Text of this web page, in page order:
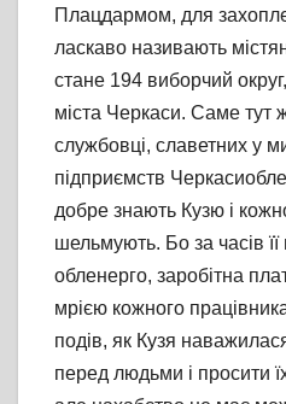
Плацдармом, для
ласкаво називають
стане 194 виборчий
міста Черкаси. Саме тут
службовці, славетних у
підприємств
добре знають Кузю і
шельмують. Бо за часів її
обленерго, заробітна
мрією кожного
подів, як Кузя
перед людьми і просити